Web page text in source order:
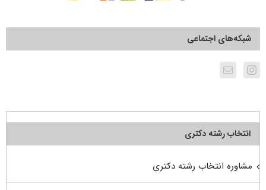
شبکه‌های اجتماعی
انتخاب رشته دکتری
مشاوره انتخاب رشته دکتری